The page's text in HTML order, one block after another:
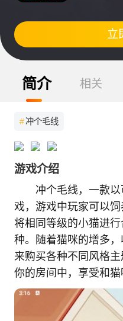
立
简介 相关
#冲个毛线
游戏介绍
冲个毛线，一款
戏，游戏中玩家可以
将相同等级的小猫进
种。随着猫咪的增多
来购买各种不同风格
你的房间中，享受和猫